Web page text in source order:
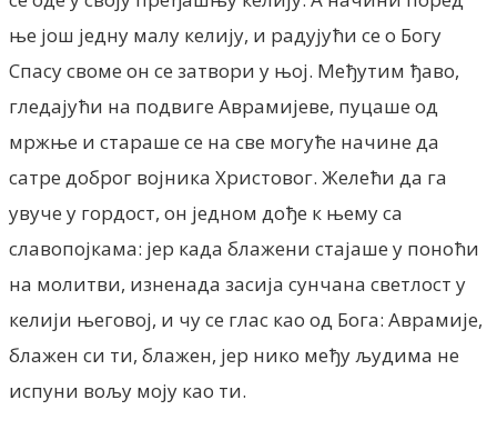
ње још једну малу келију, и радујући се о Богу
Спасу своме он се затвори у њој. Међутим ђаво,
гледајући на подвиге Аврамијеве, пуцаше од
мржње и стараше се на све могуће начине да
сатре доброг војника Христовог. Желећи да га
увуче у гордост, он једном дође к њему са
славопојкама: јер када блажени стајаше у поноћи
на молитви, изненада засија сунчана светлост у
келији његовој, и чу се глас као од Бога: Аврамије,
блажен си ти, блажен, јер нико међу људима не
испуни вољу моју као ти.